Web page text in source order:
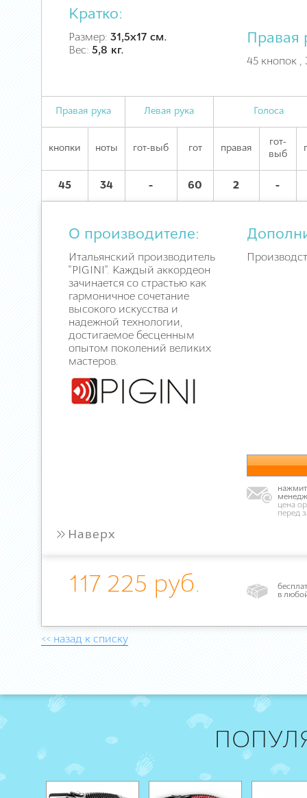
Кратко:
Размер: 31,5х17 см.
Вес: 5,8 кг.
Правая
45 кнопок ,
Правая рука Левая рука Голоса
кнопки ноты гот-выб гот правая
гот-
выб
45 34 - 60 2 -
О производителе:
Итальянский производитель
"PIGINI". Каждый аккордеон
зачинается со страстью как
гармоничное сочетание
высокого искусства и
надежной технологии,
достигаемое бесценным
опытом поколений великих
мастеров.
цена
перед
» Наверх
117 225 руб.
в
<< назад к списку